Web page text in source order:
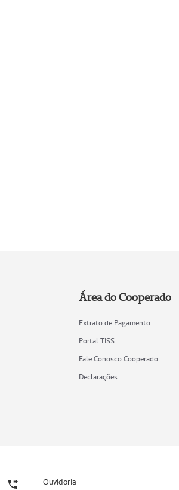
Área do Cooperado
Extrato de Pagamento
Portal TISS
Fale Conosco Cooperado
Declarações
Ouvidoria